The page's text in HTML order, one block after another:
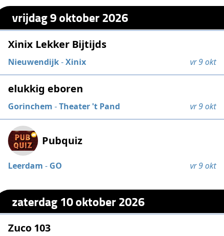
vrijdag 9 oktober 2026
Xinix Lekker Bijtijds
Nieuwendijk-Xinix vr 9 okt
elukkig eboren
Gorinchem -Theater 't Pand vr 9 okt
Pubquiz
Leerdam - GO vr 9 okt
zaterdag 10 oktober 2026
Zuco 103